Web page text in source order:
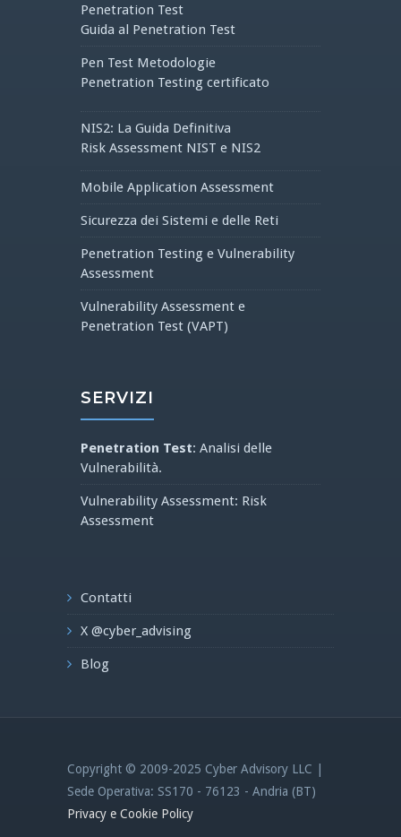
Penetration Test
Guida al Penetration Test
Pen Test Metodologie
Penetration Testing certificato
NIS2: La Guida Definitiva
Risk Assessment NIST e NIS2
Mobile Application Assessment
Sicurezza dei Sistemi e delle Reti
Penetration Testing e Vulnerability
Assessment
Vulnerability Assessment e
Penetration Test (VAPT)
SERVIZI
Penetration Test: Analisi delle
Vulnerabilità.
Vulnerability Assessment: Risk
Assessment
Contatti
X @cyber_advising
Blog
Copyright © 2009-2025 Cyber Advisory LLC |
Sede Operativa: SS170 - 76123 - Andria (BT)
Privacy e Cookie Policy